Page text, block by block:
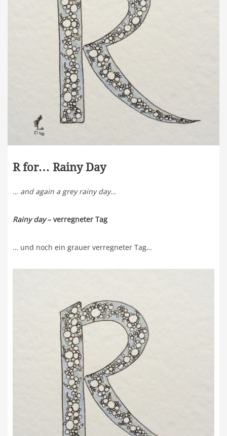
R for… Rainy Day
… and again a grey rainy day…
Rainy day– verregneter Tag
… und noch ein grauer verregneter Tag…